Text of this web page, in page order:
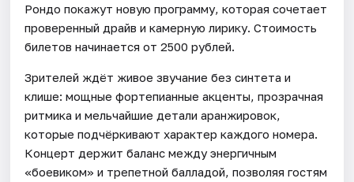
Рондо покажут новую программу, которая сочетает
проверенный драйв и камерную лирику. Стоимость
билетов начинается от 2500 рублей.
Зрителей ждёт живое звучание без синтета и
клише: мощные фортепианные акценты, прозрачная
ритмика и мельчайшие детали аранжировок,
которые подчёркивают характер каждого номера.
Концерт держит баланс между энергичным
«боевиком» и трепетной балладой, позволяя гостям